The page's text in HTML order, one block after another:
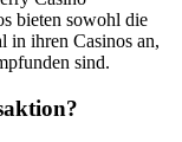
bieten sowohl die
in ihren Casinos an,
sind.